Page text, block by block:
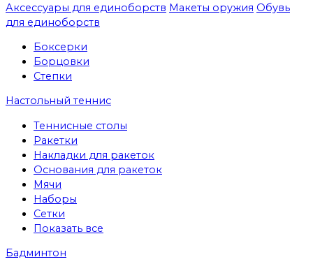
Аксессуары для единоборств Макеты оружия Обувь
для единоборств
Боксерки
Борцовки
Степки
Настольный теннис
Теннисные столы
Ракетки
Накладки для ракеток
Основания для ракеток
Мячи
Наборы
Сетки
Показать все
Бадминтон